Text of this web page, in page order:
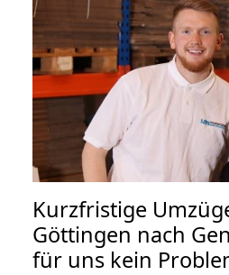
Kurzfristige
Göttingen nach
für uns kein